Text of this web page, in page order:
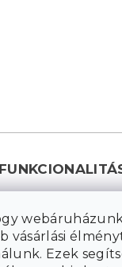
vásárlási
Ezek
mint csak egy
amely átalakítja
hellyé.
míg tiszta